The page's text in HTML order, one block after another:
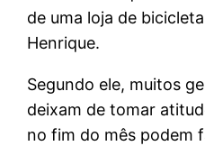
de uma loja de
Henrique.
Segundo ele, muitos
deixam de tomar
no fim do mês podem